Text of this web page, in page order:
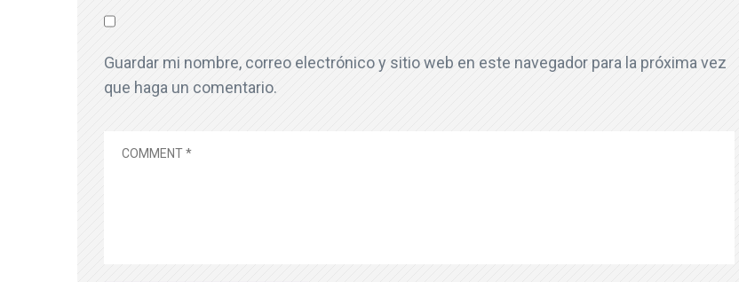
Guardar mi nombre, correo electrónico y sitio web en este navegador para la próxima vez
que haga un comentario.